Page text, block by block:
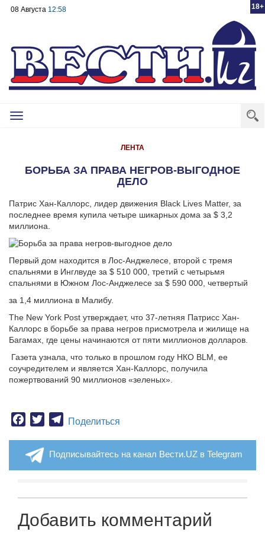
18+
08 Августа 12:58
Toggle
ЛЕНТА
БОРЬБА ЗА ПРАВА НЕГРОВ-ВЫГОДНОЕ
ДЕЛО
Патрис Хан-Каллорс, лидер движения Black Lives Matter, за
последнее время купила четыре шикарных дома за $ 3,2
миллиона.
Первый дом находится в Лос-Анджелесе, второй с тремя
спальнями в Инглвуде за $ 510 000, третий с четырьмя
спальнями в Южном Лос-Анджелесе за $ 590 000, четвертый
за 1,4 миллиона в Малибу.
The New York Post утверждает, что 37-летняя Патрисс Хан-
Каллорс в борьбе за права негров присмотрела и жилище на
Багамах, где цены начинаются от пяти миллионов долларов.
Газета узнала, что только в прошлом году НКО BLM, ее
соучредителем и является Хан-Каллорс, получила
пожертвований 90 миллионов «зеленых».
Facebook
TwitterTelegram
Поделиться
Подписывайтесь на канал Вести.UZ в Telegram
Добавить комментарий